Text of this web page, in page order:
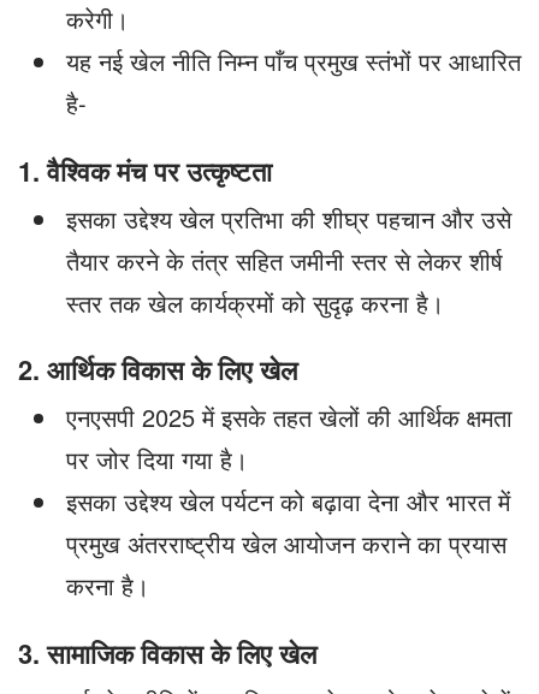
करेगी।
यह नई खेल नीति निम्न पाँच प्रमुख स्तंभों पर आधारित
है-
1. वैश्विक मंच पर उत्कृष्टता
इसका उद्देश्य खेल प्रतिभा की शीघ्र पहचान और उसे
तैयार करने के तंत्र सहित जमीनी स्तर से लेकर शीर्ष
स्तर तक खेल कार्यक्रमों को सुदृढ़ करना है।
2. आर्थिक विकास के लिए खेल
एनएसपी 2025 में इसके तहत खेलों की आर्थिक क्षमता
पर जोर दिया गया है।
इसका उद्देश्य खेल पर्यटन को बढ़ावा देना और भारत में
प्रमुख अंतरराष्ट्रीय खेल आयोजन कराने का प्रयास
करना है।
3. सामाजिक विकास के लिए खेल